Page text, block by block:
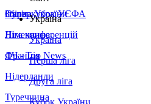
Збірна України
Італія
Німеччина
Франція
Нідерланди
Туреччина
Суперкубок УЄФА
Ліга конференцій
ЛЧ - Top News
Україна
Україна
Перша ліга
Друга ліга
Кубок України